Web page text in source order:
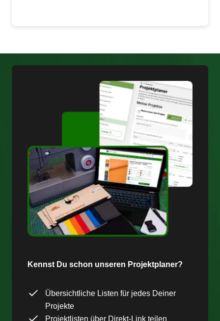
Kennst Du schon unseren Projektplaner?
Übersichtliche Listen für jedes Deiner
Projekte
Projektlisten über Direkt-Link teilen